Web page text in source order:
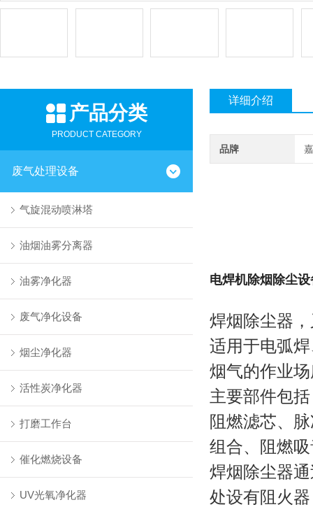
产品分类
PRODUCT CATEGORY
废气处理设备
气旋混动喷淋塔
油烟油雾分离器
油雾净化器
废气净化设备
烟尘净化器
活性炭净化器
打磨工作台
催化燃烧设备
UV光氧净化器
详细介绍
品牌
电焊机除烟除尘
焊烟除尘器
适用于电弧
烟气的作业
主要部件包
阻燃滤芯、
组合、阻燃
焊烟除尘器
处设有阻火